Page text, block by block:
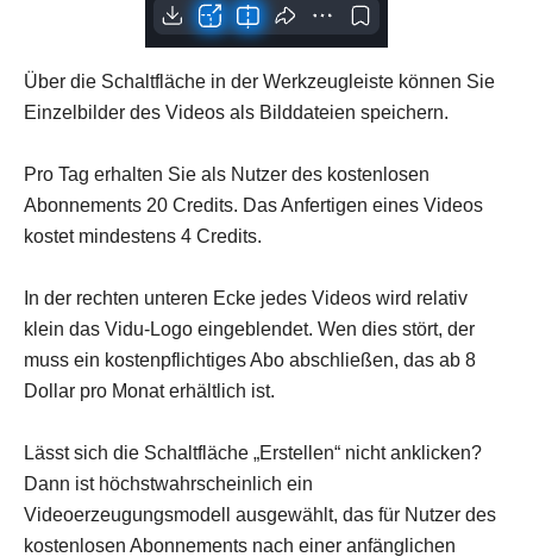
Über die Schaltfläche in der Werkzeugleiste können Sie
Einzelbilder des Videos als Bilddateien speichern.
Pro Tag erhalten Sie als Nutzer des kostenlosen
Abonnements 20 Credits. Das Anfertigen eines Videos
kostet mindestens 4 Credits.
In der rechten unteren Ecke jedes Videos wird relativ
klein das Vidu-Logo eingeblendet. Wen dies stört, der
muss ein kostenpflichtiges Abo abschließen, das ab 8
Dollar pro Monat erhältlich ist.
Lässt sich die Schaltfläche „Erstellen“ nicht anklicken?
Dann ist höchstwahrscheinlich ein
Videoerzeugungsmodell ausgewählt, das für Nutzer des
kostenlosen Abonnements nach einer anfänglichen